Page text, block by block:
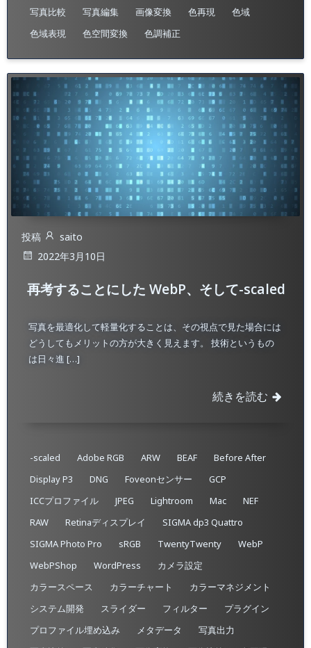
写真比較
写真編集 画像変換 色再現
色域
色域表現
色空間変換 色調補正
投稿
saito
2022年3月10日
再考することにした WebP、そして-scaled
写真を最適化して軽量化することは、その視点で見た場合には
どうしてもメリットの方が大きく見えます。 技術というもの
は日々進 […]
続きを読む
-scaled Adobe RGB ARW BEAF
Before After
Display P3
DNG Foveonセンサー
GCP
ICCプロファイル
JPEG Lightroom Mac
NEF
RAW
Retinaディスプレイ
SIGMA dp3 Quattro
SIGMA Photo Pro
sRGB TwentyTwenty
WebP
WebPShop
WordPress
カメラ設定
カラースペース
カラーチャート
カラーマネジメント
システム開発
スライダー フィルター
プラグイン
プロファイル埋め込み​
メタデータ
写真出力